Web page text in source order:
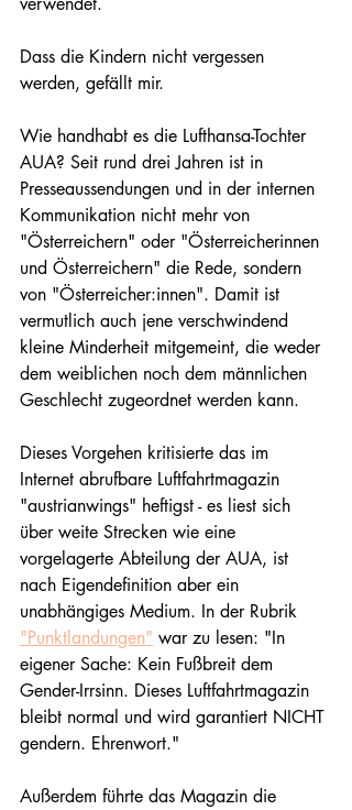
Dass die Kindern nicht vergessen
werden, gefällt mir.
Wie handhabt es die Lufthansa-Tochter
AUA? Seit rund drei Jahren ist in
Presseaussendungen und in der internen
Kommunikation nicht mehr von
"Österreichern" oder "Österreicherinnen
und Österreichern" die Rede, sondern
von "Österreicher:innen". Damit ist
vermutlich auch jene verschwindend
kleine Minderheit mitgemeint, die weder
dem weiblichen noch dem männlichen
Geschlecht zugeordnet werden kann.
Dieses Vorgehen kritisierte das im
Internet abrufbare Luftfahrtmagazin
"austrianwings" heftigst - es liest sich
über weite Strecken wie eine
vorgelagerte Abteilung der AUA, ist
nach Eigendefinition aber ein
unabhängiges Medium. In der Rubrik
"Punktlandungen" war zu lesen: "In
eigener Sache: Kein Fußbreit dem
Gender-Irrsinn. Dieses Luftfahrtmagazin
bleibt normal und wird garantiert NICHT
gendern. Ehrenwort."
Außerdem führte das Magazin die